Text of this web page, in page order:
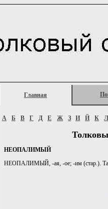
Главная
А Б В Г Д Е Ж З И Й К Л
НЕОПАЛИМЫЙ
НЕОПАЛИМЫЙ, -ая, -ое; -им (стар.).